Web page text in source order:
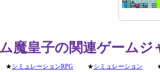
魔皇子の関連ゲームジ
★シミュレーションRPG ★シミュレーション